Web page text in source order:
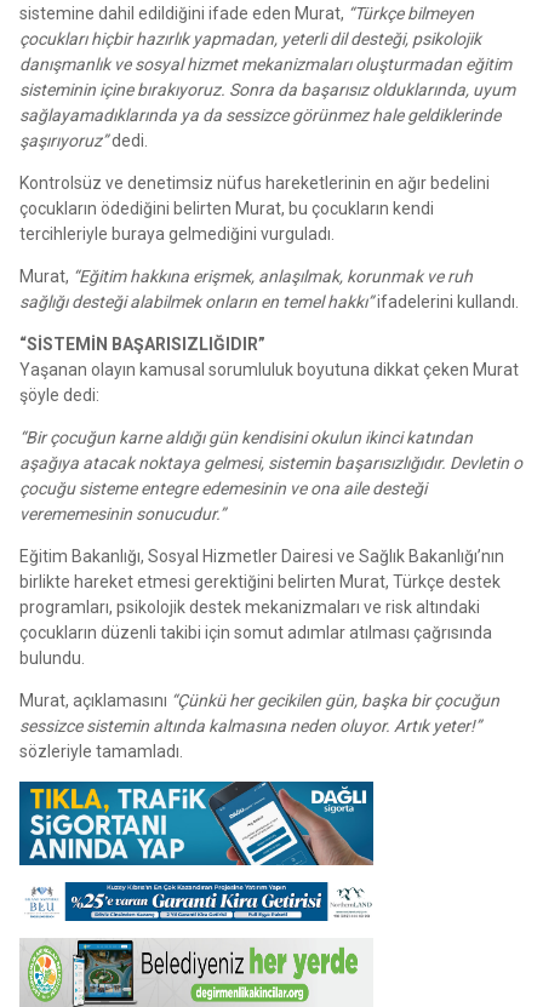
sistemine dahil edildiğini ifade eden Murat, “Türkçe bilmeyen
çocukları hiçbir hazırlık yapmadan, yeterli dil desteği, psikolojik
danışmanlık ve sosyal hizmet mekanizmaları oluşturmadan eğitim
sisteminin içine bırakıyoruz. Sonra da başarısız olduklarında, uyum
sağlayamadıklarında ya da sessizce görünmez hale geldiklerinde
şaşırıyoruz”dedi.
Kontrolsüz ve denetimsiz nüfus hareketlerinin en ağır bedelini
çocukların ödediğini belirten Murat, bu çocukların kendi
tercihleriyle buraya gelmediğini vurguladı.
Murat, “Eğitim hakkına erişmek, anlaşılmak, korunmak ve ruh
sağlığı desteği alabilmek onların en temel hakkı”ifadelerini kullandı.
“SİSTEMİN BAŞARISIZLIĞIDIR”
Yaşanan olayın kamusal sorumluluk boyutuna dikkat çeken Murat
şöyle dedi:
“Bir çocuğun karne aldığı gün kendisini okulun ikinci katından
aşağıya atacak noktaya gelmesi, sistemin başarısızlığıdır. Devletin o
çocuğu sisteme entegre edemesinin ve ona aile desteği
verememesinin sonucudur.”
Eğitim Bakanlığı, Sosyal Hizmetler Dairesi ve Sağlık Bakanlığı’nın
birlikte hareket etmesi gerektiğini belirten Murat, Türkçe destek
programları, psikolojik destek mekanizmaları ve risk altındaki
çocukların düzenli takibi için somut adımlar atılması çağrısında
bulundu.
Murat, açıklamasını “Çünkü her gecikilen gün, başka bir çocuğun
sessizce sistemin altında kalmasına neden oluyor. Artık yeter!”
sözleriyle tamamladı.